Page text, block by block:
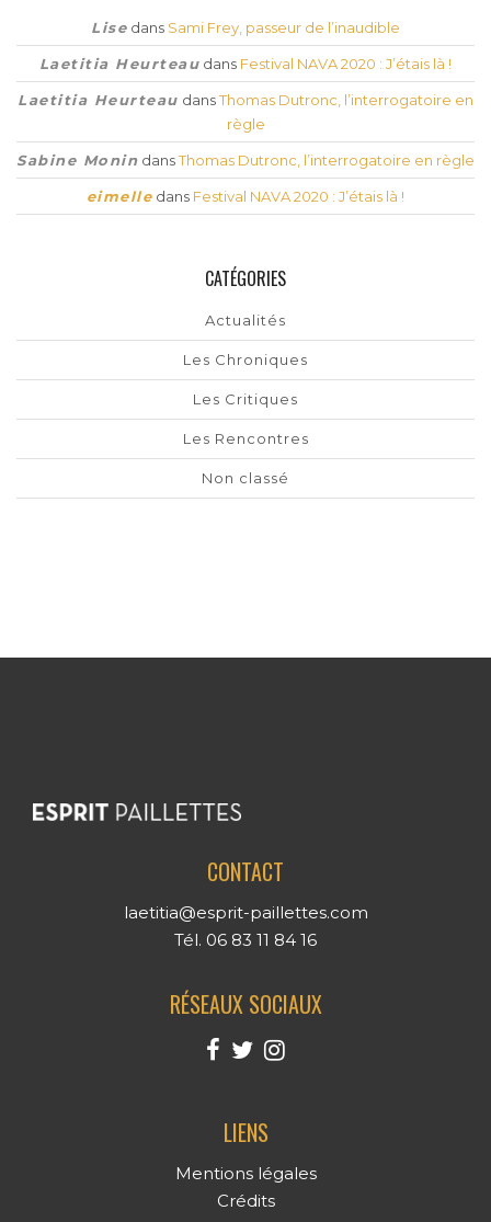
Lise dans Sami Frey, passeur de l’inaudible
Laetitia Heurteau dans Festival NAVA 2020 : J’étais là !
Laetitia Heurteau dansThomas Dutronc, l’interrogatoire en
règle
Sabine Monin dansThomas Dutronc, l’interrogatoire en règle
eimelle dans Festival NAVA 2020 : J’étais là !
CATÉGORIES
Actualités
Les Chroniques
Les Critiques
Les Rencontres
Non classé
CONTACT
laetitia@esprit-paillettes.com
Tél. 06 83 11 84 16
RÉSEAUX SOCIAUX
LIENS
Mentions légales
Crédits